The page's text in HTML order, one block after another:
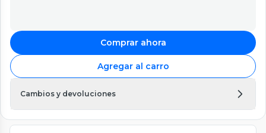
Comprar ahora
Agregar al carro
Cambios y devoluciones